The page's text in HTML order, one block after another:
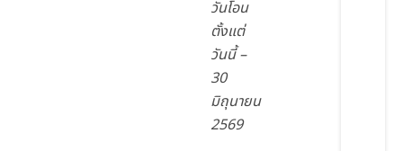
วันโอน
ตั้งแต่
วันนี้ –
30
มิถุนายน
2569